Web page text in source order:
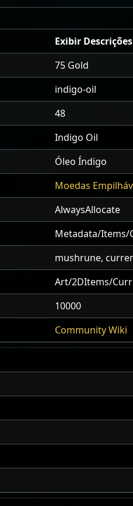
Exibir
75 Gold
indigo-oil
48
Indigo Oil
Óleo Índigo
Moedas
AlwaysAllocate
Metadata/Items/
mushrune,
Art/2DItems/
10000
Community Wiki